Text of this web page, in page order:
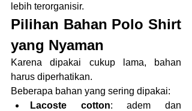
lebih terorganisir.
Pilihan Bahan Polo Shirt
yang Nyaman
Karena dipakai cukup lama, bahan
harus diperhatikan.
Beberapa bahan yang sering dipakai:
Lacoste cotton: adem dan